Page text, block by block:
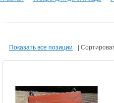
Показать все позиции